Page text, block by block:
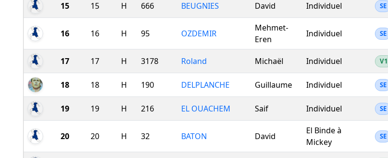
15 15 H 666 BEUGNIES David Individuel SE
16 16 H 95 OZDEMIR
Mehmet-
Eren
Individuel SE
17 17 H 3178 Roland Michaël Individuel V1
18 18 H 190 DELPLANCHE Guillaume Individuel SE
19 19 H 216 EL OUACHEM Saif Individuel SE
20 20 H 32 BATON David
El Binde à
Mickey
SE